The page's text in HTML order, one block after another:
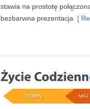
stawia na prostotę
bezbarwna prezentacja [
MAJ
ADMIN